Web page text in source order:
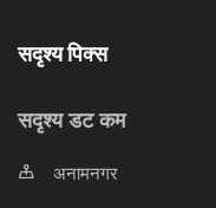
सदृश्य पिक्स
सदृश्य डट कम
अनामनगर